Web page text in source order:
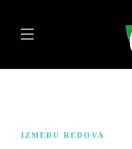
IZMEĐU REDOVA